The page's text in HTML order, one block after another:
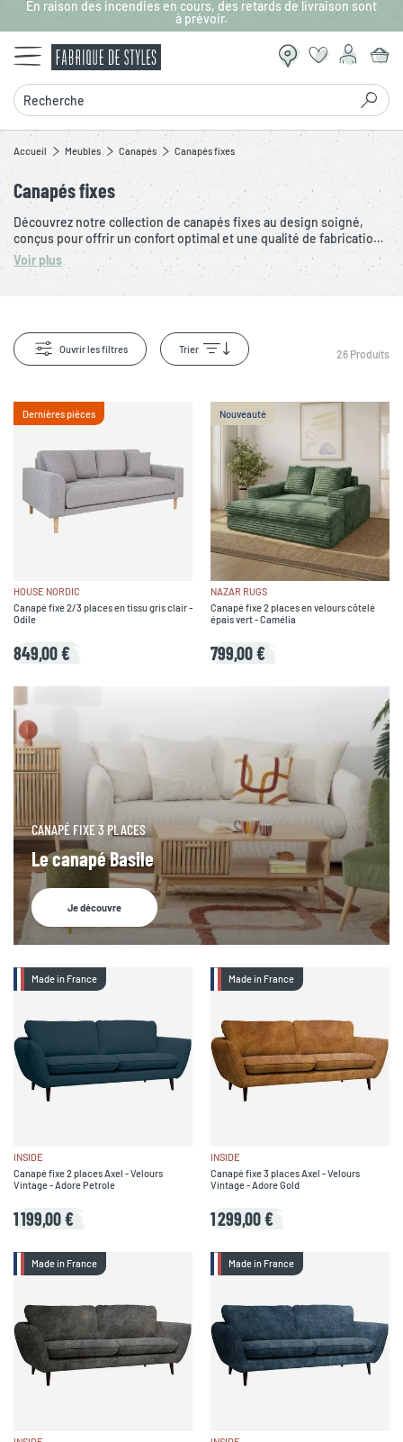
Aller au contenu principal
En raison des incendies en cours, des retards de livraison sont
à prévoir.
Recherche
Accueil Meubles Canapés Canapés fixes
Canapés fixes
Découvrez notre collection de canapés fixes au design soigné,
conçus pour offrir un confort optimal et une qualité de fabrication
française. Disponibles en 2, 3 ou 4 places, ils s’intègrent facilement
dans un petit ou un grand salon. Habillés de tissu résistant et
proposés dans une large palette de couleurs tendance, nos
Voir plus
Ouvrir les filtres Trier 26 Produits
Dernières pièces
HOUSE NORDIC
Canapé fixe 2/3 places en tissu gris clair -
Odile
849,00 €
Nouveauté
NAZAR RUGS
Canapé fixe 2 places en velours côtelé
épais vert - Camélia
799,00 €
CANAPÉ FIXE 3 PLACES
Le canapé Basile
Je découvre
Made in France
INSIDE
Canapé fixe 2 places Axel - Velours
Vintage - Adore Petrole
1 199,00 €
Made in France
INSIDE
Canapé fixe 3 places Axel - Velours
Vintage - Adore Gold
1 299,00 €
Made in France Made in France